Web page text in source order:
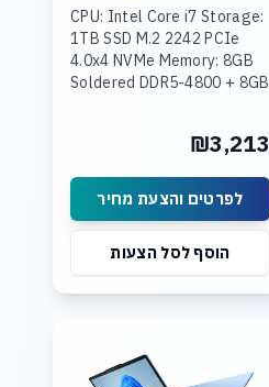
CPU: Intel Core i7 Storage:
1TB SSD M.2 2242 PCIe
4.0x4 NVMe Memory: 8GB
Soldered DDR5-4800 + 8GB
UHD Graphics Display: 15.3
₪3,213
לפרטים והצעת מחיר
הוסף לסל הצעות